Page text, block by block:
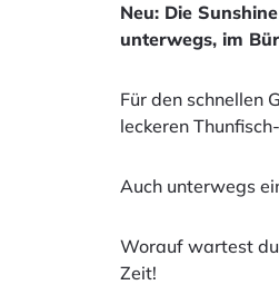
Neu: Die
unterwegs, im
Für den schnellen
leckeren
Auch unterwegs
Worauf wartest du
Zeit!